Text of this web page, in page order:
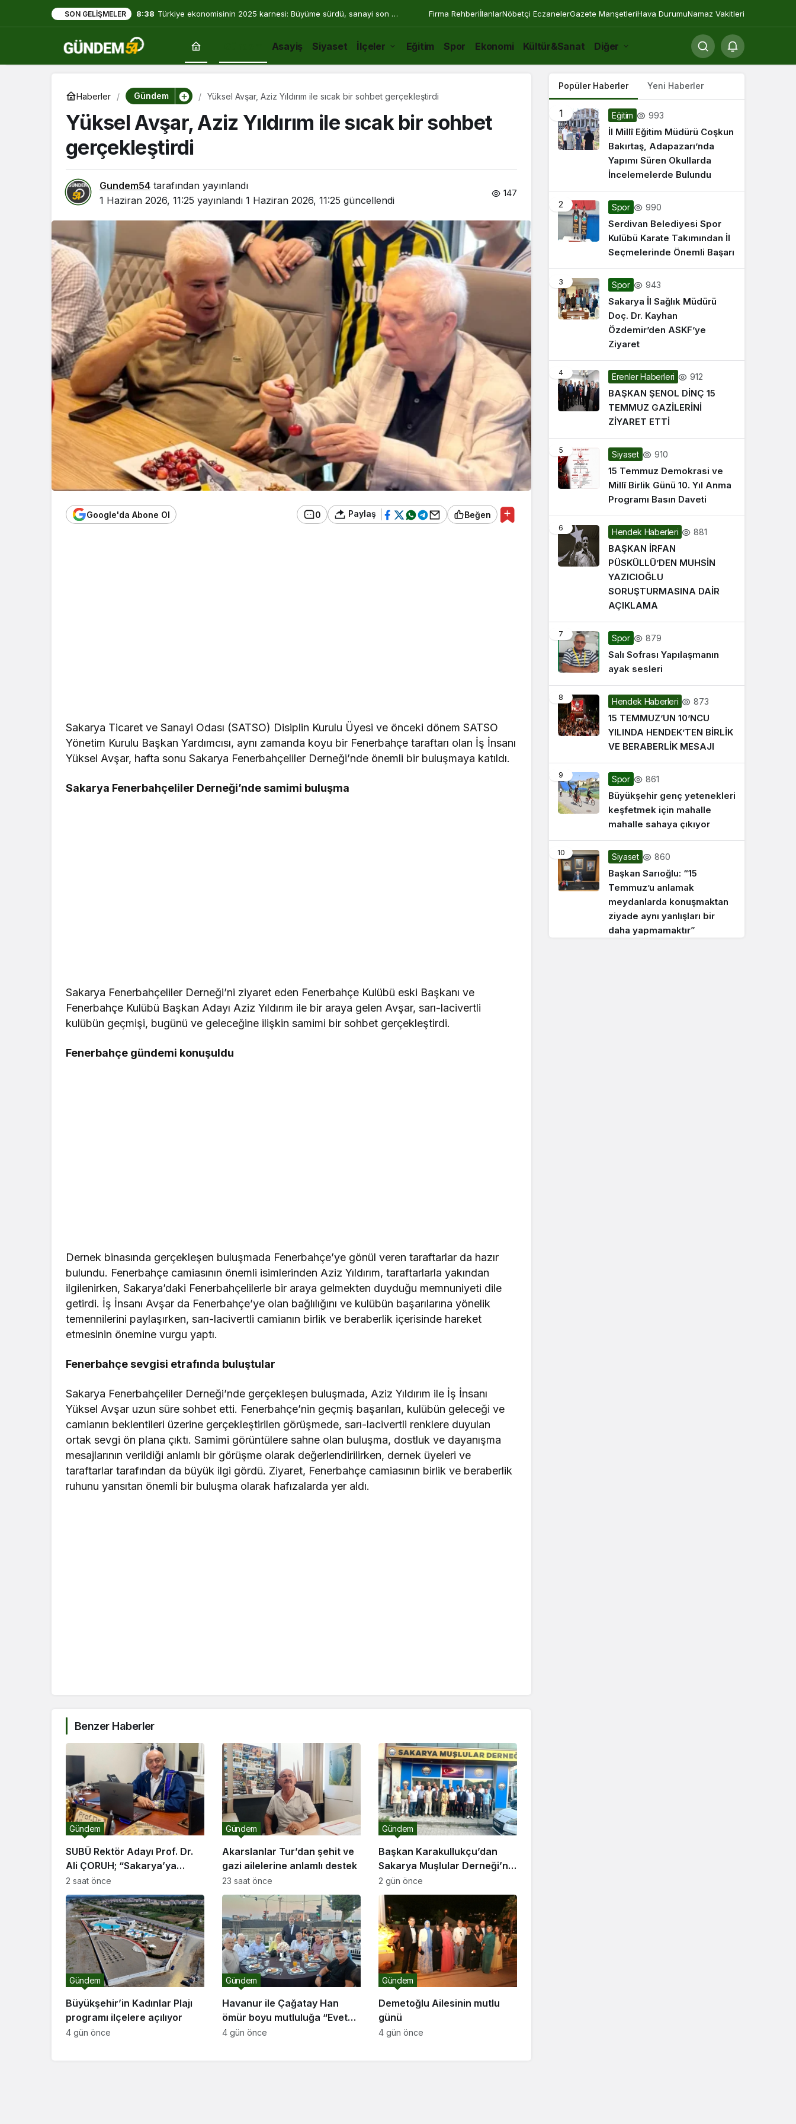
SON GELIŞMELER 8:38 Türkiye ekonomisinin 2025 karnesi: Büyüme sürdü, sanayi son 30 Firma RehberiİlanlarNöbetçi EczanelerGazete ManşetleriHava DurumuNamaz Vakitleri
Asayiş Siyaset İlçeler Eğitim Spor Ekonomi Kültür&Sanat Diğer
Haberler Gündem Yüksel Avşar, Aziz Yıldırım ile sıcak bir sohbet gerçekleştirdi
Yüksel Avşar, Aziz Yıldırım ile sıcak bir sohbet
gerçekleştirdi
Gundem54 tarafından yayınlandı
1 Haziran 2026, 11:25 yayınlandı 1 Haziran 2026, 11:25 güncellendi
147
Google'da Abone Ol 0 Paylaş Beğen
Sakarya Ticaret ve Sanayi Odası (SATSO) Disiplin Kurulu Üyesi ve önceki dönem SATSO
Yönetim Kurulu Başkan Yardımcısı, aynı zamanda koyu bir Fenerbahçe taraftarı olan İş İnsanı
Yüksel Avşar, hafta sonu Sakarya Fenerbahçeliler Derneği’nde önemli bir buluşmaya katıldı.
Sakarya Fenerbahçeliler Derneği’nde samimi buluşma
Sakarya Fenerbahçeliler Derneği’ni ziyaret eden Fenerbahçe Kulübü eski Başkanı ve
Fenerbahçe Kulübü Başkan Adayı Aziz Yıldırım ile bir araya gelen Avşar, sarı-lacivertli
kulübün geçmişi, bugünü ve geleceğine ilişkin samimi bir sohbet gerçekleştirdi.
Fenerbahçe gündemi konuşuldu
Dernek binasında gerçekleşen buluşmada Fenerbahçe’ye gönül veren taraftarlar da hazır
bulundu. Fenerbahçe camiasının önemli isimlerinden Aziz Yıldırım, taraftarlarla yakından
ilgilenirken, Sakarya’daki Fenerbahçelilerle bir araya gelmekten duyduğu memnuniyeti dile
getirdi. İş İnsanı Avşar da Fenerbahçe’ye olan bağlılığını ve kulübün başarılarına yönelik
temennilerini paylaşırken, sarı-lacivertli camianın birlik ve beraberlik içerisinde hareket
etmesinin önemine vurgu yaptı.
Fenerbahçe sevgisi etrafında buluştular
Sakarya Fenerbahçeliler Derneği’nde gerçekleşen buluşmada, Aziz Yıldırım ile İş İnsanı
Yüksel Avşar uzun süre sohbet etti. Fenerbahçe’nin geçmiş başarıları, kulübün geleceği ve
camianın beklentileri üzerine gerçekleştirilen görüşmede, sarı-lacivertli renklere duyulan
ortak sevgi ön plana çıktı. Samimi görüntülere sahne olan buluşma, dostluk ve dayanışma
mesajlarının verildiği anlamlı bir görüşme olarak değerlendirilirken, dernek üyeleri ve
taraftarlar tarafından da büyük ilgi gördü. Ziyaret, Fenerbahçe camiasının birlik ve beraberlik
ruhunu yansıtan önemli bir buluşma olarak hafızalarda yer aldı.
Benzer Haberler
SUBÜ Rektör Adayı Prof. Dr.
Ali ÇORUH; “Sakarya’ya
değer katan bir üniversite
inşa etmek istiyorum”
Gündem
2 saat önce
Akarslanlar Tur’dan şehit ve
gazi ailelerine anlamlı destek
Gündem
23 saat önce
Başkan Karakullukçu’dan
Sakarya Muşlular Derneği’ne
ziyaret
Gündem
2 gün önce
Büyükşehir’in Kadınlar Plajı
programı ilçelere açılıyor
Gündem
4 gün önce
Havanur ile Çağatay Han
ömür boyu mutluluğa “Evet”
dedi
Gündem
4 gün önce
Demetoğlu Ailesinin mutlu
günü
Gündem
4 gün önce
Popüler Haberler Yeni Haberler
1 Eğitim 993
İl Millî Eğitim Müdürü Coşkun
Bakırtaş, Adapazarı’nda
Yapımı Süren Okullarda
İncelemelerde Bulundu
2 Spor 990
Serdivan Belediyesi Spor
Kulübü Karate Takımından İl
Seçmelerinde Önemli Başarı
3 Spor 943
Sakarya İl Sağlık Müdürü
Doç. Dr. Kayhan
Özdemir’den ASKF’ye
Ziyaret
4 Erenler Haberleri 912
BAŞKAN ŞENOL DİNÇ 15
TEMMUZ GAZİLERİNİ
ZİYARET ETTİ
5 Siyaset 910
15 Temmuz Demokrasi ve
Millî Birlik Günü 10. Yıl Anma
Programı Basın Daveti
6 Hendek Haberleri 881
BAŞKAN İRFAN
PÜSKÜLLÜ’DEN MUHSİN
YAZICIOĞLU
SORUŞTURMASINA DAİR
AÇIKLAMA
7 Spor 879
Salı Sofrası Yapılaşmanın
ayak sesleri
8 Hendek Haberleri 873
15 TEMMUZ’UN 10’NCU
YILINDA HENDEK’TEN BİRLİK
VE BERABERLİK MESAJI
9 Spor 861
Büyükşehir genç yetenekleri
keşfetmek için mahalle
mahalle sahaya çıkıyor
10 Siyaset 860
Başkan Sarıoğlu: “15
Temmuz’u anlamak
meydanlarda konuşmaktan
ziyade aynı yanlışları bir
daha yapmamaktır”